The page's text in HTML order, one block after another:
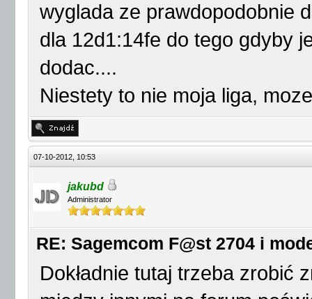
wyglada ze prawdopodobnie
dla 12d1:14fe do tego gdyby
dodac....
Niestety to nie moja liga,
07-10-2012, 10:53
jakubd
Administrator
RE: Sagemcom F@st 2704 i
Dokładnie tutaj trzeba zrobić